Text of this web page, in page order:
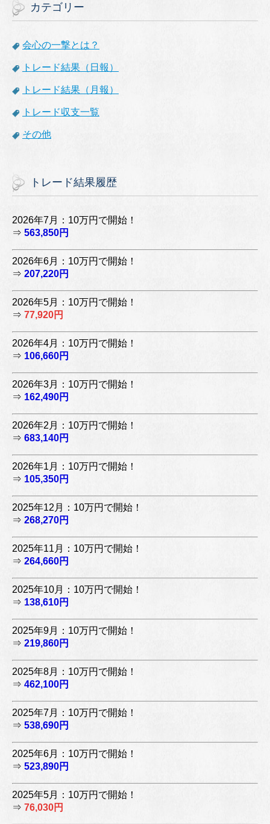
カテゴリー
会心の一撃とは？
トレード結果（日報）
トレード結果（月報）
トレード収支一覧
その他
トレード結果履歴
2026年7月：10万円で開始！
⇒ 563,850円
2026年6月：10万円で開始！
⇒ 207,220円
2026年5月：10万円で開始！
⇒ 77,920円
2026年4月：10万円で開始！
⇒ 106,660円
2026年3月：10万円で開始！
⇒ 162,490円
2026年2月：10万円で開始！
⇒ 683,140円
2026年1月：10万円で開始！
⇒ 105,350円
2025年12月：10万円で開始！
⇒ 268,270円
2025年11月：10万円で開始！
⇒ 264,660円
2025年10月：10万円で開始！
⇒ 138,610円
2025年9月：10万円で開始！
⇒ 219,860円
2025年8月：10万円で開始！
⇒ 462,100円
2025年7月：10万円で開始！
⇒ 538,690円
2025年6月：10万円で開始！
⇒ 523,890円
2025年5月：10万円で開始！
⇒ 76,030円